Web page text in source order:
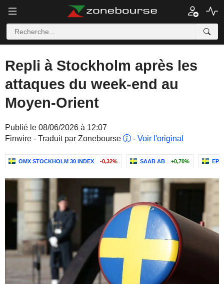
Repli à Stockholm après les
attaques du week-end au
Moyen-Orient
Publié le 08/06/2026 à 12:07
Finwire - Traduit par Zonebourse
- Voir l'original
OMX STOCKHOLM 30 INDEX -0,32% SAAB AB +0,70%